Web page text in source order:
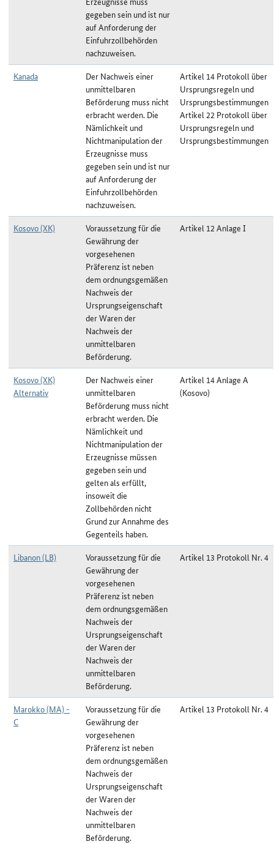
gegeben sein und ist nur
auf Anforderung der
Einfuhrzollbehörden
nachzuweisen.
Kanada
Der Nachweis einer
unmittelbaren
Beförderung muss nicht
erbracht werden. Die
Nämlichkeit und
Nichtmanipulation der
Erzeugnisse muss
gegeben sein und ist nur
auf Anforderung der
Einfuhrzollbehörden
nachzuweisen.
Artikel 14 Protokoll über
Ursprungsregeln und
Ursprungsbestimmungen
Artikel 22 Protokoll über
Ursprungsregeln und
Ursprungsbestimmungen
Kosovo (XK)
Voraussetzung für die
Gewährung der
vorgesehenen
Präferenz ist neben
dem ordnungsgemäßen
Nachweis der
Ursprungseigenschaft
der Waren der
Nachweis der
unmittelbaren
Beförderung.
Artikel 12 Anlage I
Kosovo (XK)
Alternativ
Der Nachweis einer
unmittelbaren
Beförderung muss nicht
erbracht werden. Die
Nämlichkeit und
Nichtmanipulation der
Erzeugnisse müssen
gegeben sein und
gelten als erfüllt,
insoweit die
Zollbehörden nicht
Grund zur Annahme des
Gegenteils haben.
Artikel 14 Anlage A
(Kosovo)
Libanon (LB)
Voraussetzung für die
Gewährung der
vorgesehenen
Präferenz ist neben
dem ordnungsgemäßen
Nachweis der
Ursprungseigenschaft
der Waren der
Nachweis der
unmittelbaren
Beförderung.
Artikel 13 Protokoll Nr. 4
Marokko (MA) -
C
Voraussetzung für die
Gewährung der
vorgesehenen
Präferenz ist neben
dem ordnungsgemäßen
Nachweis der
Ursprungseigenschaft
der Waren der
Nachweis der
unmittelbaren
Beförderung.
Artikel 13 Protokoll Nr. 4